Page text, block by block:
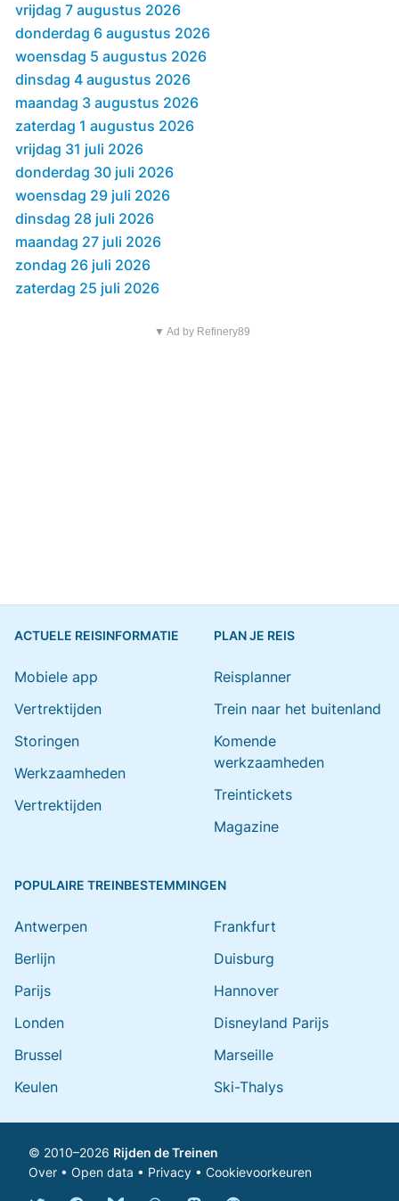
vrijdag 7 augustus 2026
donderdag 6 augustus 2026
woensdag 5 augustus 2026
dinsdag 4 augustus 2026
maandag 3 augustus 2026
zaterdag 1 augustus 2026
vrijdag 31 juli 2026
donderdag 30 juli 2026
woensdag 29 juli 2026
dinsdag 28 juli 2026
maandag 27 juli 2026
zondag 26 juli 2026
zaterdag 25 juli 2026
▼ Ad by Refinery89
ACTUELE REISINFORMATIE
Mobiele app
Vertrektijden
Storingen
Werkzaamheden
Vertrektijden
PLAN JE REIS
Reisplanner
Trein naar het buitenland
Komende
werkzaamheden
Treintickets
Magazine
POPULAIRE TREINBESTEMMINGEN
Antwerpen
Berlijn
Parijs
Londen
Brussel
Keulen
Frankfurt
Duisburg
Hannover
Disneyland Parijs
Marseille
Ski-Thalys
© 2010–2026 Rijden de Treinen
Over • Open data • Privacy • Cookievoorkeuren